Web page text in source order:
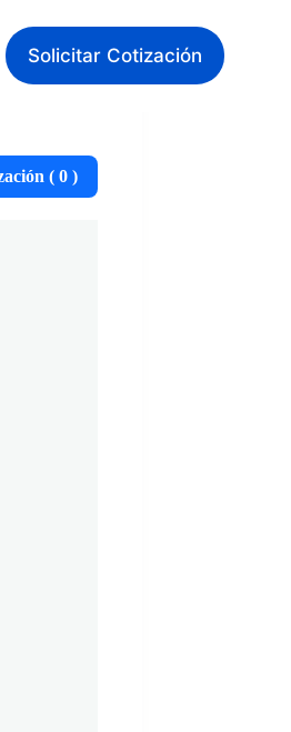
Solicitar Cotización
(0 )